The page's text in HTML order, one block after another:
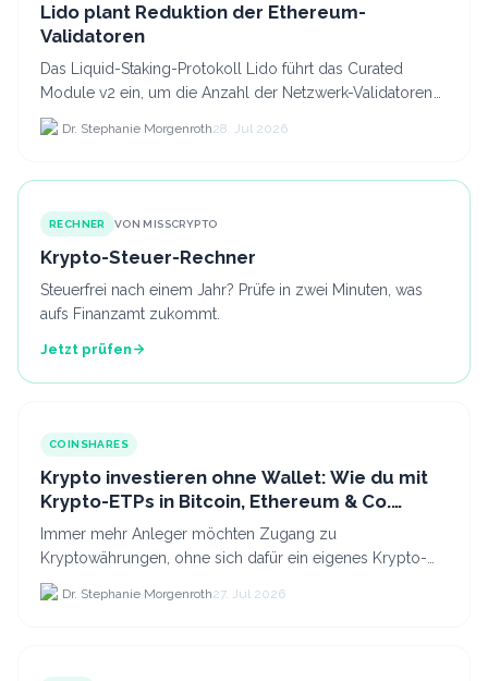
Lido plant Reduktion der Ethereum-
Validatoren
Das Liquid-Staking-Protokoll Lido führt das Curated
Module v2 ein, um die Anzahl der Netzwerk-Validatoren
von 880.000 auf etwa 628.
Dr. Stephanie Morgenroth28. Jul 2026
RECHNER VON MISSCRYPTO
Krypto-Steuer-Rechner
Steuerfrei nach einem Jahr? Prüfe in zwei Minuten, was
aufs Finanzamt zukommt.
Jetzt prüfen
COINSHARES
Krypto investieren ohne Wallet: Wie du mit
Krypto-ETPs in Bitcoin, Ethereum & Co.
anlegst
Immer mehr Anleger möchten Zugang zu
Kryptowährungen, ohne sich dafür ein eigenes Krypto-
Wallet einrichten zu müssen. Dazu kommt, dass viele
nicht nur Bitcoin h...
Dr. Stephanie Morgenroth27. Jul 2026